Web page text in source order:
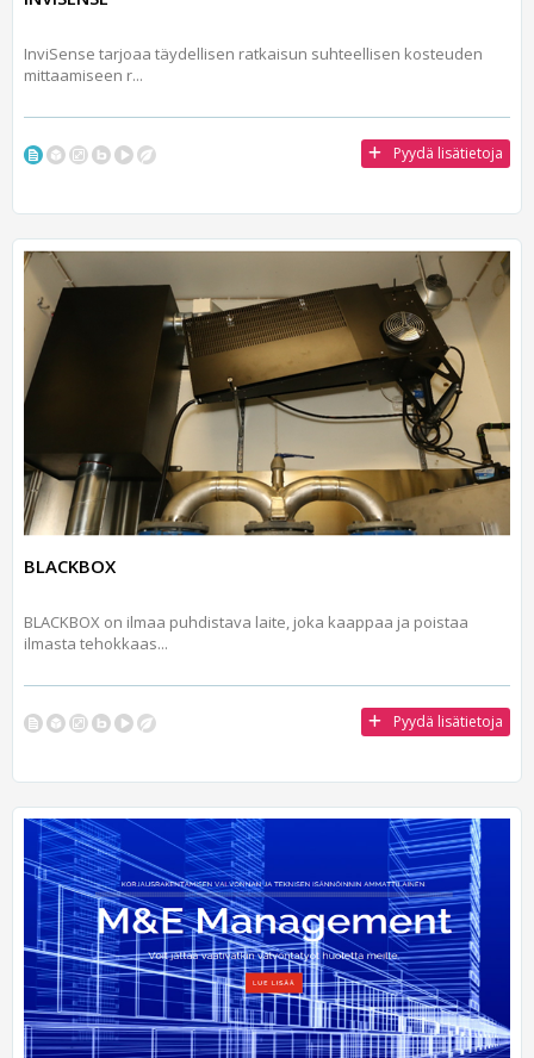
InviSense tarjoaa täydellisen ratkaisun suhteellisen kosteuden
mittaamiseen r...
Pyydä lisätietoja
BLACKBOX
BLACKBOX on ilmaa puhdistava laite, joka kaappaa ja poistaa
ilmasta tehokkaas...
Pyydä lisätietoja